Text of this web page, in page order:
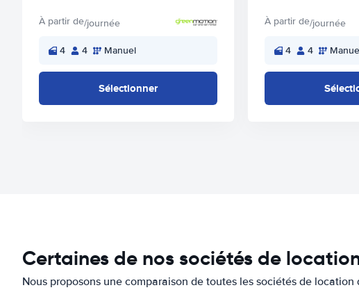
À partir de/journée
4 4 Manuel
Sélectionner
À partir de/journée
4 4
Certaines de nos sociétés de
Nous proposons une comparaison de toutes les sociétés de location